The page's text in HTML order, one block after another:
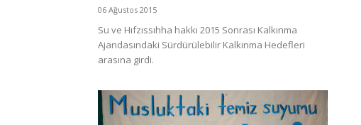
06 Ağustos 2015
Su ve Hıfzıssıhha hakkı 2015 Sonrası Kalkınma
Ajandasındaki Sürdürülebilir Kalkınma Hedefleri
arasına girdi.